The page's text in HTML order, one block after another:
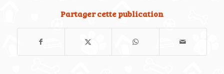
Partager cette publication